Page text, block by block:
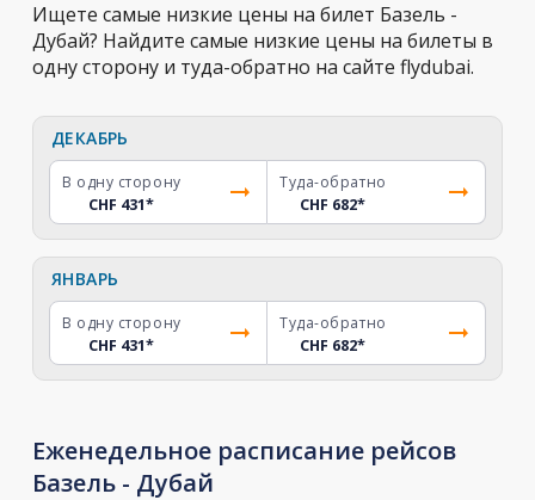
Ищете самые низкие цены на билет Базель -
Дубай? Найдите самые низкие цены на билеты в
одну сторону и туда-обратно на сайте flydubai.
ДЕКАБРЬ
В одну сторону
CHF 431*
Туда-обратно
CHF 682*
ЯНВАРЬ
В одну сторону
CHF 431*
Туда-обратно
CHF 682*
Еженедельное расписание рейсов
Базель - Дубай